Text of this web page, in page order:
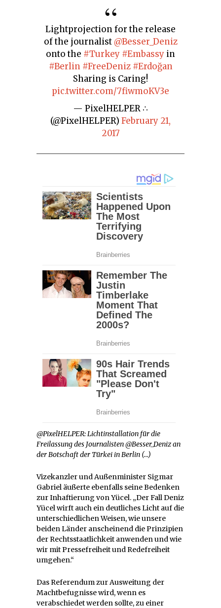
Lightprojection for the release
of the journalist@Besser_Deniz
onto the #Turkey #Embassy in
#Berlin #FreeDeniz #Erdoğan
Sharing is Caring!
pic.twitter.com/7fiwmoKV3e
— PixelHELPER ∴
(@PixelHELPER) February 21,
2017
@PixelHELPER: Lichtinstallation für die
Freilassung des Journalisten @Besser_Deniz an
der Botschaft der Türkei in Berlin (…)
Vizekanzler und Außenminister Sigmar
Gabriel äußerte ebenfalls seine Bedenken
zur Inhaftierung von Yücel. „Der Fall Deniz
Yücel wirft auch ein deutliches Licht auf die
unterschiedlichen Weisen, wie unsere
beiden Länder anscheinend die Prinzipien
der Rechtsstaatlichkeit anwenden und wie
wir mit Pressefreiheit und Redefreiheit
umgehen.“
Das Referendum zur Ausweitung der
Machtbefugnisse wird, wenn es
verabschiedet werden sollte, zu einer